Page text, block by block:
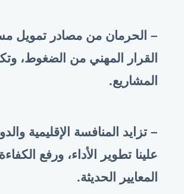
– الحرمان من مصادر تمويل
القرار المهني من الضغوط،
المشاريع.
– تزايد المنافسة الإقليمية
علينا تطوير الأداء، ورفع
المعايير الحديثة.